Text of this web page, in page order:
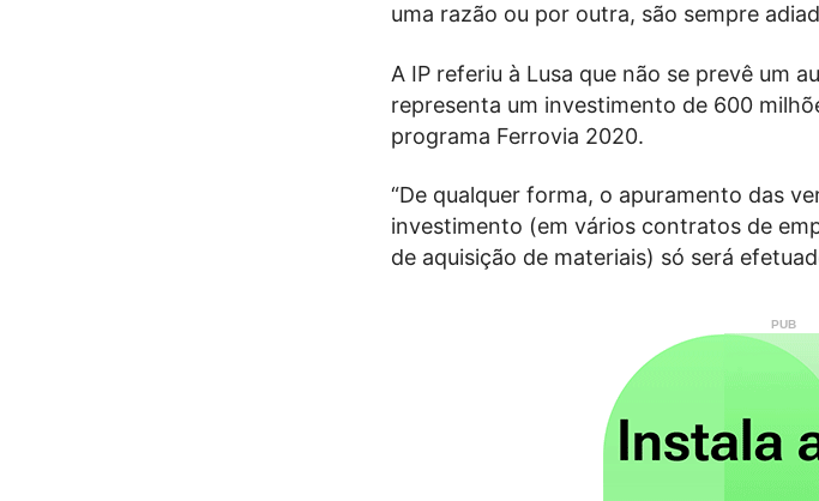
uma razão ou por outra, são sempre
A IP referiu à Lusa que não se prevê um
representa um investimento de 600
programa Ferrovia 2020.
“De qualquer forma, o apuramento das
investimento (em vários contratos de
de aquisição de materiais) só será